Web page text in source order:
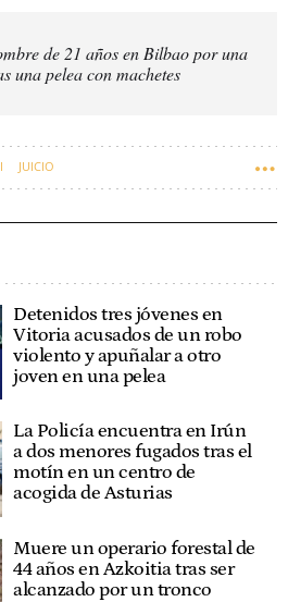
de 21 años en Bilbao por una
una pelea con machetes
JUICIO
Detenidos tres jóvenes en
Vitoria acusados de un robo
violento y apuñalar a otro
joven en una pelea
La Policía encuentra en Irún
a dos menores fugados tras el
motín en un centro de
acogida de Asturias
Muere un operario forestal de
44 años en Azkoitia tras ser
alcanzado por un tronco